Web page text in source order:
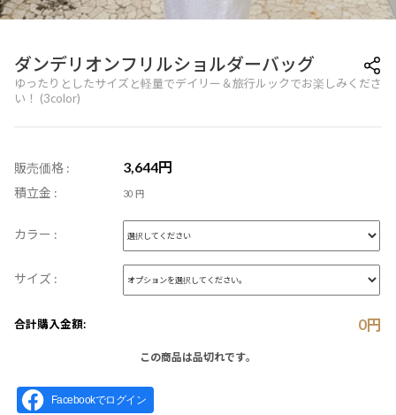
ダンデリオンフリルショルダーバッグ
ゆったりとしたサイズと軽量でデイリー＆旅行ルックでお楽しみくださ
い！ (3color)
販売価格 : 3,644円
積立金 : 30 円
カラー :
サイズ :
合計購入金額: 0円
この商品は品切れです。
Facebookでログイン